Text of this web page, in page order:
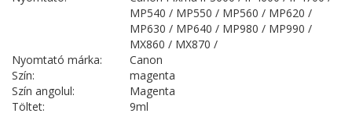
MP540 / MP550 / MP560 / MP620 /
MP630 / MP640 / MP980 / MP990 /
MX860 / MX870 /
Nyomtató márka:
Canon
Szín:
magenta
Szín angolul:
Magenta
Töltet:
9ml